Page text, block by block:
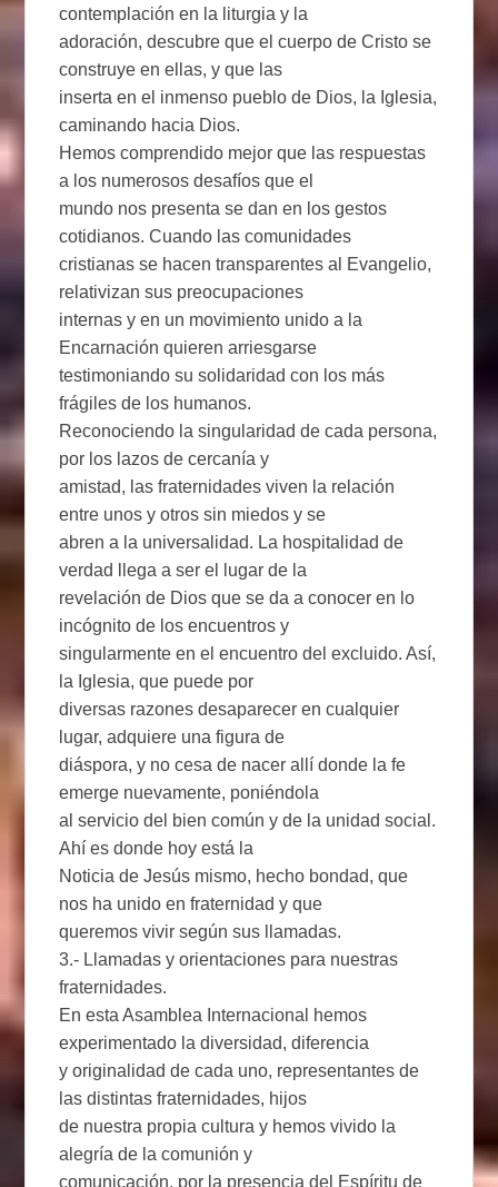
contemplación en la liturgia y la
adoración, descubre que el cuerpo de Cristo se
construye en ellas, y que las
inserta en el inmenso pueblo de Dios, la Iglesia,
caminando hacia Dios.
Hemos comprendido mejor que las respuestas
a los numerosos desafíos que el
mundo nos presenta se dan en los gestos
cotidianos. Cuando las comunidades
cristianas se hacen transparentes al Evangelio,
relativizan sus preocupaciones
internas y en un movimiento unido a la
Encarnación quieren arriesgarse
testimoniando su solidaridad con los más
frágiles de los humanos.
Reconociendo la singularidad de cada persona,
por los lazos de cercanía y
amistad, las fraternidades viven la relación
entre unos y otros sin miedos y se
abren a la universalidad. La hospitalidad de
verdad llega a ser el lugar de la
revelación de Dios que se da a conocer en lo
incógnito de los encuentros y
singularmente en el encuentro del excluido. Así,
la Iglesia, que puede por
diversas razones desaparecer en cualquier
lugar, adquiere una figura de
diáspora, y no cesa de nacer allí donde la fe
emerge nuevamente, poniéndola
al servicio del bien común y de la unidad social.
Ahí es donde hoy está la
Noticia de Jesús mismo, hecho bondad, que
nos ha unido en fraternidad y que
queremos vivir según sus llamadas.
3.- Llamadas y orientaciones para nuestras
fraternidades.
En esta Asamblea Internacional hemos
experimentado la diversidad, diferencia
y originalidad de cada uno, representantes de
las distintas fraternidades, hijos
de nuestra propia cultura y hemos vivido la
alegría de la comunión y
comunicación, por la presencia del Espíritu de